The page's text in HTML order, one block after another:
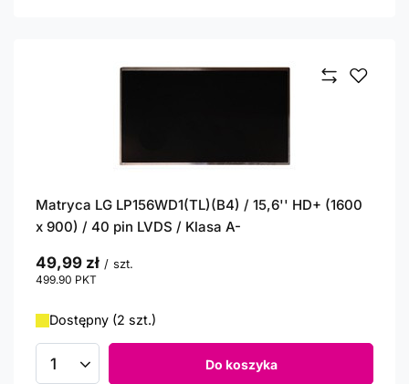
Matryca LG LP156WD1(TL)(B4) / 15,6'' HD+ (1600
x 900) / 40 pin LVDS / Klasa A-
49,99 zł / szt.
499.90 PKT
Dostępny (2 szt.)
Ilość produktów Do koszyka